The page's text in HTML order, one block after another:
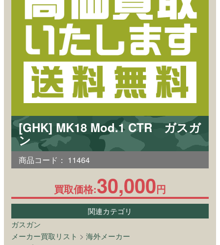
[GHK] MK18 Mod.1 CTR ガスガ
ン
商品コード： 11464
買取価格:30,000円
関連カテゴリ
ガスガン
メーカー買取リスト > 海外メーカー